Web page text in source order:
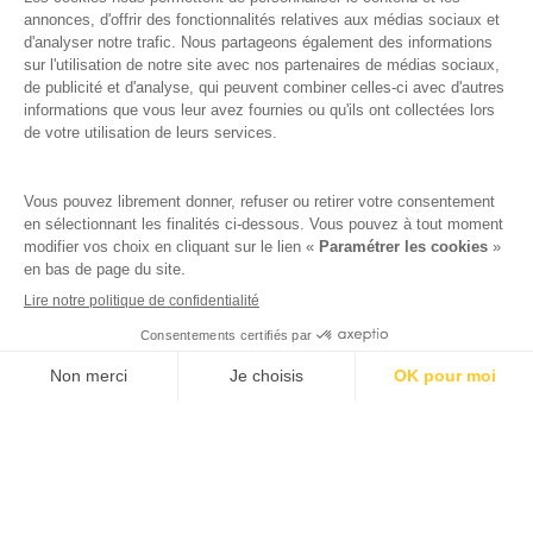
en sélectionnant les paramètres appropriés de
votre navigateur. Cependant, une telle
désactivation pourrait empêcher l’utilisation de
certaines fonctionnalités de ce site. En utilisant
le Site, vous consentez expressément au
traitement de vos données nominatives par
Site, des applications de réseaux sociaux, qui
vous permettent de partager des contenus du
Site avec d’autres personnes ou de faire
consultation ou votre opinion concernant un
contenu du Site. Tel est notamment le cas des
sociaux tels que «Facebook», «Twitter»,
Ver disponibilidad